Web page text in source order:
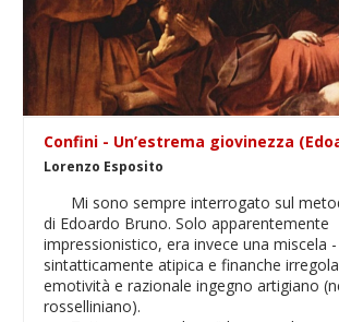
Confini - Un’estrema giovinezza
Lorenzo Esposito
Mi sono sempre interrogato sul
di Edoardo Bruno. Solo apparentemente
impressionistico, era invece una miscela
sintatticamente atipica e finanche
emotività e razionale ingegno artigiano
rosselliniano).